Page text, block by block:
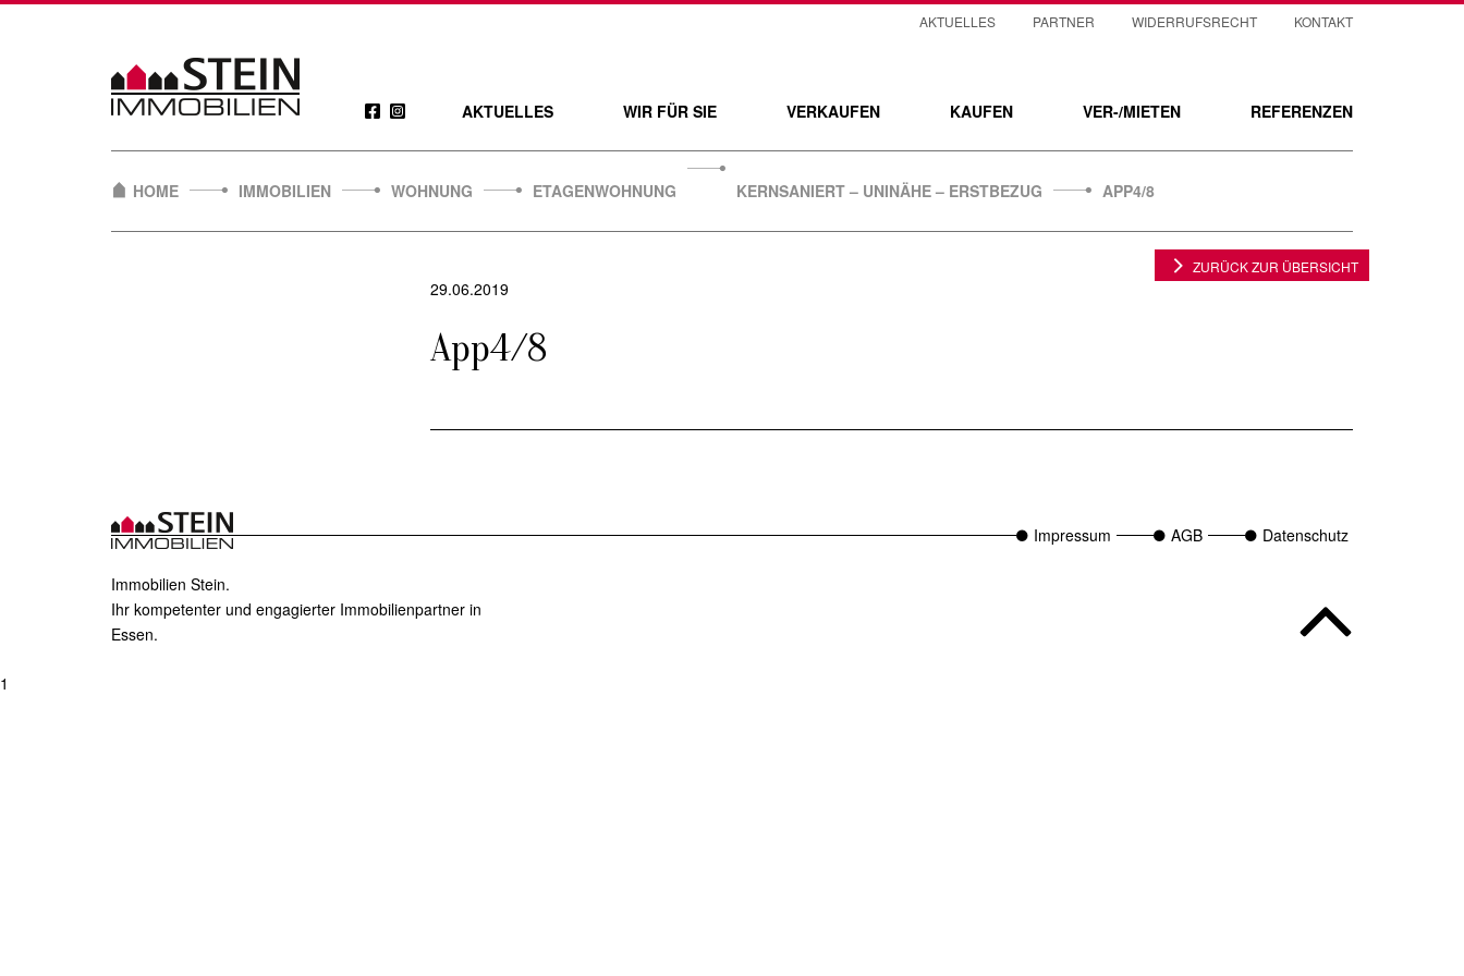
AKTUELLES WIR FÜR SIE VERKAUFEN KAUFEN VER-/MIETEN REFERENZEN
AKTUELLES PARTNER WIDERRUFSRECHT KONTAKT
HOME IMMOBILIEN WOHNUNG ETAGENWOHNUNG KERNSANIERT – UNINÄHE – ERSTBEZUG APP4/8
29.06.2019
App4/8
ZURÜCK ZUR ÜBERSICHT
Immobilien Stein.
Ihr kompetenter und engagierter Immobilienpartner in
Essen.
Impressum AGB Datenschutz
1